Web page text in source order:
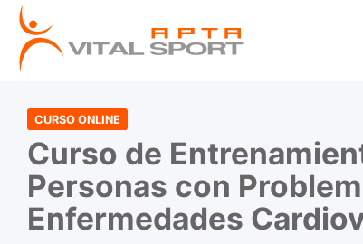
CURSO ONLINE
Curso de
Personas con
Enfermedades